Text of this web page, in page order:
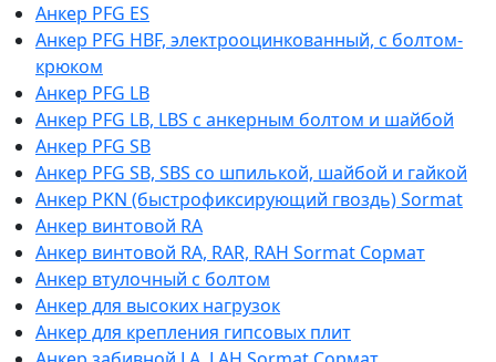
Анкер PFG ES
Анкер PFG HBF, электрооцинкованный, с болтом-
крюком
Анкер PFG LB
Анкер PFG LB, LBS с анкерным болтом и шайбой
Анкер PFG SB
Анкер PFG SB, SBS со шпилькой, шайбой и гайкой
Анкер PKN (быстрофиксирующий гвоздь) Sormat
Анкер винтовой RA
Анкер винтовой RA, RAR, RAH Sormat Сормат
Анкер втулочный с болтом
Анкер для высоких нагрузок
Анкер для крепления гипсовых плит